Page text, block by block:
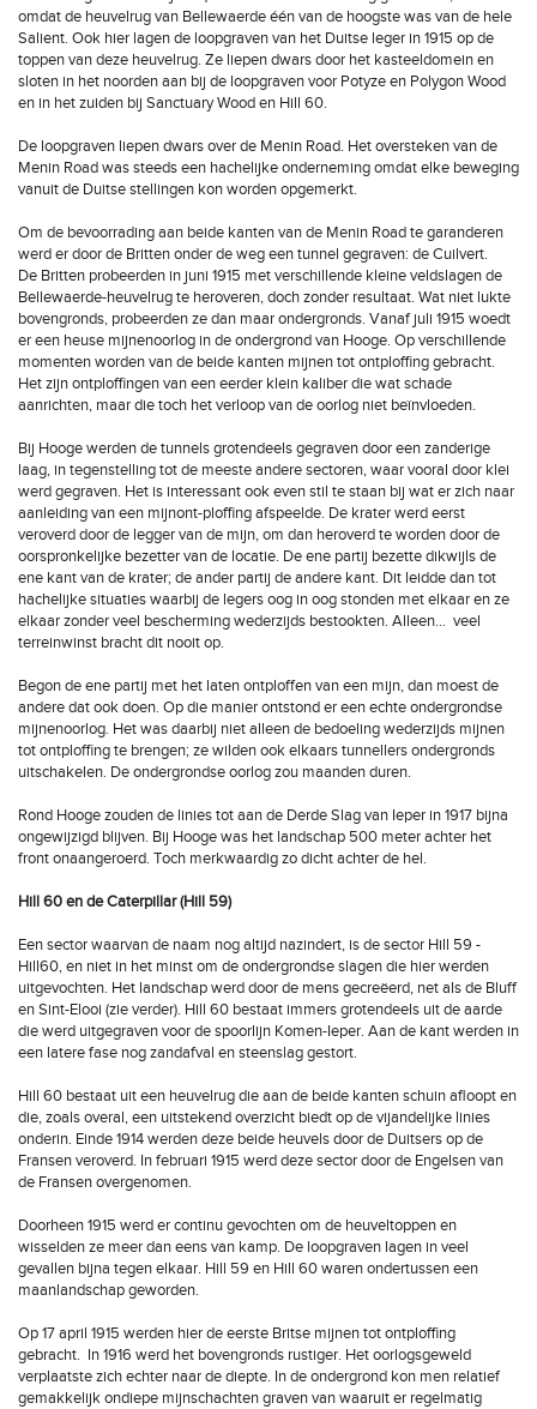
omdat de heuvelrug van Bellewaerde één van de hoogste was van de hele
Salient. Ook hier lagen de loopgraven van het Duitse leger in 1915 op de
toppen van deze heuvelrug. Ze liepen dwars door het kasteeldomein en
sloten in het noorden aan bij de loopgraven voor Potyze en Polygon Wood
en in het zuiden bij Sanctuary Wood en Hill 60.
De loopgraven liepen dwars over de Menin Road. Het oversteken van de
Menin Road was steeds een hachelijke onderneming omdat elke beweging
vanuit de Duitse stellingen kon worden opgemerkt.
Om de bevoorrading aan beide kanten van de Menin Road te garanderen
werd er door de Britten onder de weg een tunnel gegraven: de Cuilvert.
De Britten probeerden in juni 1915 met verschillende kleine veldslagen de
Bellewaerde-heuvelrug te heroveren, doch zonder resultaat. Wat niet lukte
bovengronds, probeerden ze dan maar ondergronds. Vanaf juli 1915 woedt
er een heuse mijnenoorlog in de ondergrond van Hooge. Op verschillende
momenten worden van de beide kanten mijnen tot ontploffing gebracht.
Het zijn ontploffingen van een eerder klein kaliber die wat schade
aanrichten, maar die toch het verloop van de oorlog niet beïnvloeden.
Bij Hooge werden de tunnels grotendeels gegraven door een zanderige
laag, in tegenstelling tot de meeste andere sectoren, waar vooral door klei
werd gegraven. Het is interessant ook even stil te staan bij wat er zich naar
aanleiding van een mijnont-ploffing afspeelde. De krater werd eerst
veroverd door de legger van de mijn, om dan heroverd te worden door de
oorspronkelijke bezetter van de locatie. De ene partij bezette dikwijls de
ene kant van de krater; de ander partij de andere kant. Dit leidde dan tot
hachelijke situaties waarbij de legers oog in oog stonden met elkaar en ze
elkaar zonder veel bescherming wederzijds bestookten. Alleen… veel
terreinwinst bracht dit nooit op.
Begon de ene partij met het laten ontploffen van een mijn, dan moest de
andere dat ook doen. Op die manier ontstond er een echte ondergrondse
mijnenoorlog. Het was daarbij niet alleen de bedoeling wederzijds mijnen
tot ontploffing te brengen; ze wilden ook elkaars tunnellers ondergronds
uitschakelen. De ondergrondse oorlog zou maanden duren.
Rond Hooge zouden de linies tot aan de Derde Slag van Ieper in 1917 bijna
ongewijzigd blijven. Bij Hooge was het landschap 500 meter achter het
front onaangeroerd. Toch merkwaardig zo dicht achter de hel.
Hill 60 en de Caterpillar (Hill 59)
Een sector waarvan de naam nog altijd nazindert, is de sector Hill 59 -
Hill60, en niet in het minst om de ondergrondse slagen die hier werden
uitgevochten. Het landschap werd door de mens gecreëerd, net als de Bluff
en Sint-Elooi (zie verder). Hill 60 bestaat immers grotendeels uit de aarde
die werd uitgegraven voor de spoorlijn Komen-Ieper. Aan de kant werden in
een latere fase nog zandafval en steenslag gestort.
Hill 60 bestaat uit een heuvelrug die aan de beide kanten schuin afloopt en
die, zoals overal, een uitstekend overzicht biedt op de vijandelijke linies
onderin. Einde 1914 werden deze beide heuvels door de Duitsers op de
Fransen veroverd. In februari 1915 werd deze sector door de Engelsen van
de Fransen overgenomen.
Doorheen 1915 werd er continu gevochten om de heuveltoppen en
wisselden ze meer dan eens van kamp. De loopgraven lagen in veel
gevallen bijna tegen elkaar. Hill 59 en Hill 60 waren ondertussen een
maanlandschap geworden.
Op 17 april 1915 werden hier de eerste Britse mijnen tot ontploffing
gebracht. In 1916 werd het bovengronds rustiger. Het oorlogsgeweld
verplaatste zich echter naar de diepte. In de ondergrond kon men relatief
gemakkelijk ondiepe mijnschachten graven van waaruit er regelmatig